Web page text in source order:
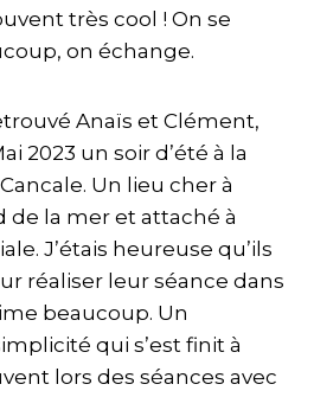
très cool ! On se
on échange.
Anaïs et Clément,
2023 un soir d’été à la
Un lieu cher à
la mer et attaché à
J’étais heureuse qu’ils
réaliser leur séance dans
beaucoup. Un
qui s’est finit à
lors des séances avec